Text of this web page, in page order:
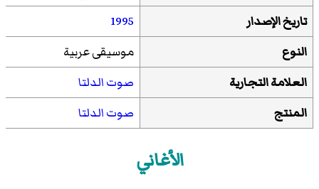
تاريخ الإصدار
1995
النوع
موسيقى عربية
العلامة التجارية
صوت الدلتا
المنتج
صوت الدلتا
الأغاني